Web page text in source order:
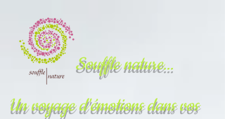
Souffle nature...
Un voyage d'émotions dans vos